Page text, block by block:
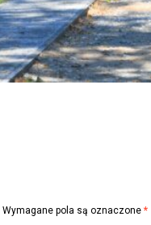
Wymagane pola są oznaczone *